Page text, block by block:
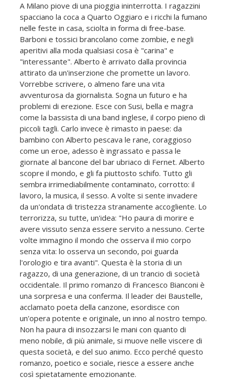
A Milano piove di una pioggia ininterrotta. I ragazzini
spacciano la coca a Quarto Oggiaro e i ricchi la fumano
nelle feste in casa, sciolta in forma di free-base.
Barboni e tossici brancolano come zombie, e negli
aperitivi alla moda qualsiasi cosa è "carina" e
"interessante". Alberto è arrivato dalla provincia
attirato da un'inserzione che promette un lavoro.
Vorrebbe scrivere, o almeno fare una vita
avventurosa da giornalista. Sogna un futuro e ha
problemi di erezione. Esce con Susi, bella e magra
come la bassista di una band inglese, il corpo pieno di
piccoli tagli. Carlo invece è rimasto in paese: da
bambino con Alberto pescava le rane, coraggioso
come un eroe, adesso è ingrassato e passa le
giornate al bancone del bar ubriaco di Fernet. Alberto
scopre il mondo, e gli fa piuttosto schifo. Tutto gli
sembra irrimediabilmente contaminato, corrotto: il
lavoro, la musica, il sesso. A volte si sente invadere
da un'ondata di tristezza stranamente accogliente. Lo
terrorizza, su tutte, un'idea: "Ho paura di morire e
avere vissuto senza essere servito a nessuno. Certe
volte immagino il mondo che osserva il mio corpo
senza vita: lo osserva un secondo, poi guarda
l'orologio e tira avanti". Questa è la storia di un
ragazzo, di una generazione, di un trancio di società
occidentale. Il primo romanzo di Francesco Bianconi è
una sorpresa e una conferma. Il leader dei Baustelle,
acclamato poeta della canzone, esordisce con
un'opera potente e originale, un inno al nostro tempo.
Non ha paura di insozzarsi le mani con quanto di
meno nobile, di più animale, si muove nelle viscere di
questa società, e del suo animo. Ecco perché questo
romanzo, poetico e sociale, riesce a essere anche
così spietatamente emozionante.